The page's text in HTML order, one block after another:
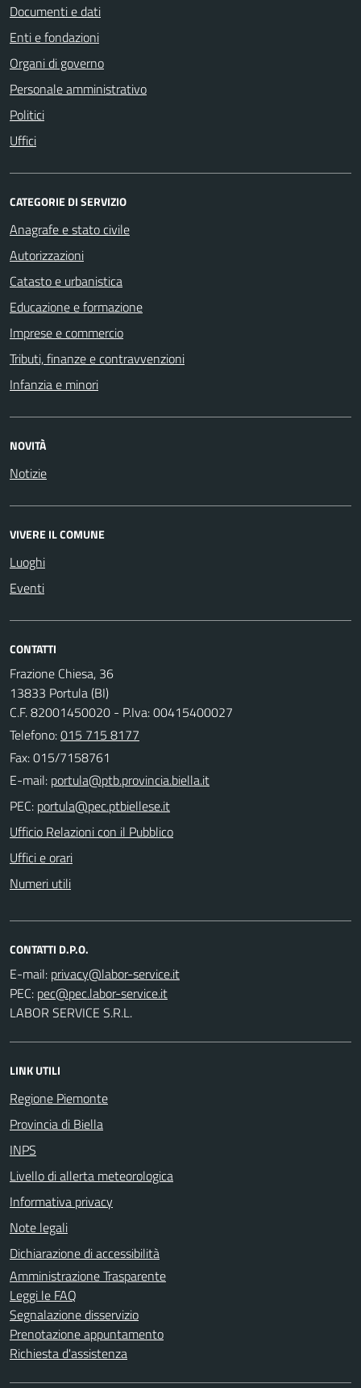
Documenti e dati
Enti e fondazioni
Organi di governo
Personale amministrativo
Politici
Uffici
CATEGORIE DI SERVIZIO
Anagrafe e stato civile
Autorizzazioni
Catasto e urbanistica
Educazione e formazione
Imprese e commercio
Tributi, finanze e contravvenzioni
Infanzia e minori
NOVITÀ
Notizie
VIVERE IL COMUNE
Luoghi
Eventi
CONTATTI
Frazione Chiesa, 36
13833 Portula (BI)
C.F. 82001450020 - P.Iva: 00415400027
Telefono:015 715 8177
Fax: 015/7158761
E-mail:
PEC:
Ufficio Relazioni con il Pubblico
Uffici e orari
Numeri utili
CONTATTI D.P.O.
E-mail:
PEC:
LABOR SERVICE S.R.L.
LINK UTILI
Regione Piemonte
Provincia di Biella
INPS
Livello di allerta meteorologica
Informativa privacy
Note legali
Dichiarazione di accessibilità
Amministrazione Trasparente
Leggi le FAQ
Segnalazione disservizio
Prenotazione appuntamento
Richiesta d'assistenza